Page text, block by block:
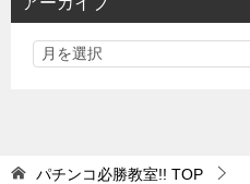
パチンコ必勝教室!! TOP